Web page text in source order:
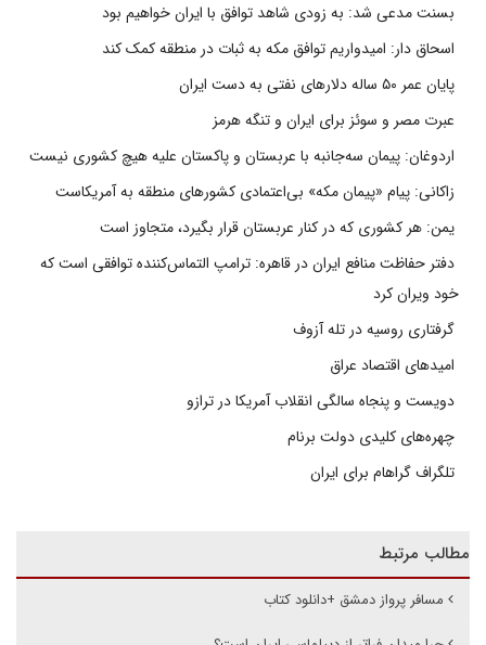
بسنت مدعی شد: به زودی شاهد توافق با ایران خواهیم بود
اسحاق دار: امیدواریم توافق مکه به ثبات در منطقه کمک کند
پایان عمر ۵۰ ساله دلارهای نفتی به دست ایران
عبرت مصر و سوئز برای ایران و تنگه هرمز
اردوغان: پیمان سه‌جانبه با عربستان و پاکستان علیه هیچ کشوری نیست
زاکانی: پیام «پیمان مکه» بی‌اعتمادی کشورهای منطقه به آمریکاست
یمن: هر کشوری که در کنار عربستان قرار بگیرد، متجاوز است
دفتر حفاظت منافع ایران در قاهره: ترامپ التماس‌کننده توافقی است که
خود ویران کرد
گرفتاری روسیه در تله آزوف
امیدهای اقتصاد عراق
دویست و پنجاه سالگی انقلاب آمریکا در ترازو
چهره‌های کلیدی دولت برنام
تلگراف گراهام برای ایران
مطالب مرتبط
مسافر پرواز دمشق +دانلود کتاب